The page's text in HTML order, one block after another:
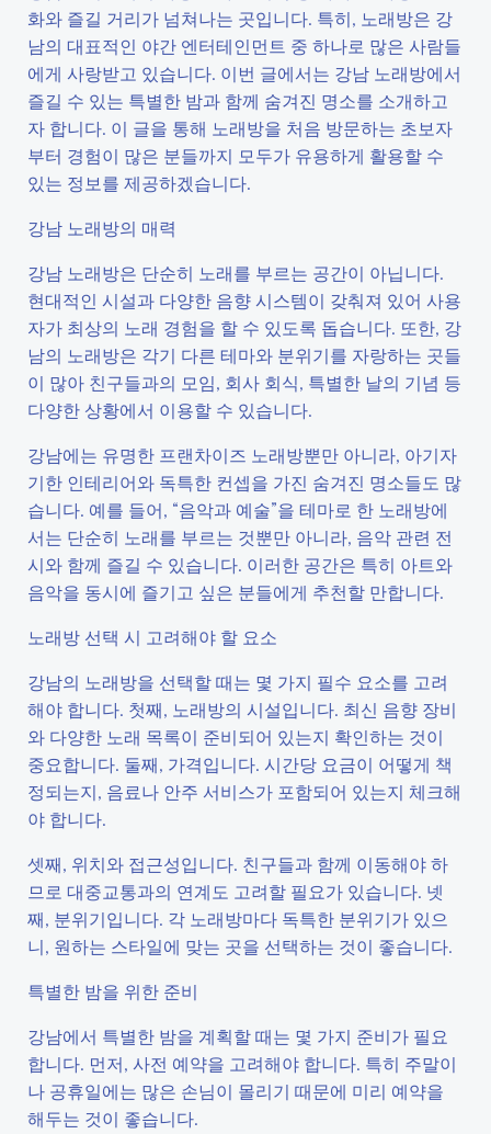
화와 즐길 거리가 넘쳐나는 곳입니다. 특히, 노래방은 강
남의 대표적인 야간 엔터테인먼트 중 하나로 많은 사람들
에게 사랑받고 있습니다. 이번 글에서는 강남 노래방에서
즐길 수 있는 특별한 밤과 함께 숨겨진 명소를 소개하고
자 합니다. 이 글을 통해 노래방을 처음 방문하는 초보자
부터 경험이 많은 분들까지 모두가 유용하게 활용할 수
있는 정보를 제공하겠습니다.
강남 노래방의 매력
강남 노래방은 단순히 노래를 부르는 공간이 아닙니다.
현대적인 시설과 다양한 음향 시스템이 갖춰져 있어 사용
자가 최상의 노래 경험을 할 수 있도록 돕습니다. 또한, 강
남의 노래방은 각기 다른 테마와 분위기를 자랑하는 곳들
이 많아 친구들과의 모임, 회사 회식, 특별한 날의 기념 등
다양한 상황에서 이용할 수 있습니다.
강남에는 유명한 프랜차이즈 노래방뿐만 아니라, 아기자
기한 인테리어와 독특한 컨셉을 가진 숨겨진 명소들도 많
습니다. 예를 들어, “음악과 예술”을 테마로 한 노래방에
서는 단순히 노래를 부르는 것뿐만 아니라, 음악 관련 전
시와 함께 즐길 수 있습니다. 이러한 공간은 특히 아트와
음악을 동시에 즐기고 싶은 분들에게 추천할 만합니다.
노래방 선택 시 고려해야 할 요소
강남의 노래방을 선택할 때는 몇 가지 필수 요소를 고려
해야 합니다. 첫째, 노래방의 시설입니다. 최신 음향 장비
와 다양한 노래 목록이 준비되어 있는지 확인하는 것이
중요합니다. 둘째, 가격입니다. 시간당 요금이 어떻게 책
정되는지, 음료나 안주 서비스가 포함되어 있는지 체크해
야 합니다.
셋째, 위치와 접근성입니다. 친구들과 함께 이동해야 하
므로 대중교통과의 연계도 고려할 필요가 있습니다. 넷
째, 분위기입니다. 각 노래방마다 독특한 분위기가 있으
니, 원하는 스타일에 맞는 곳을 선택하는 것이 좋습니다.
특별한 밤을 위한 준비
강남에서 특별한 밤을 계획할 때는 몇 가지 준비가 필요
합니다. 먼저, 사전 예약을 고려해야 합니다. 특히 주말이
나 공휴일에는 많은 손님이 몰리기 때문에 미리 예약을
해두는 것이 좋습니다.